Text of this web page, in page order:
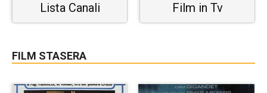
Lista Canali Film in Tv
FILM STASERA